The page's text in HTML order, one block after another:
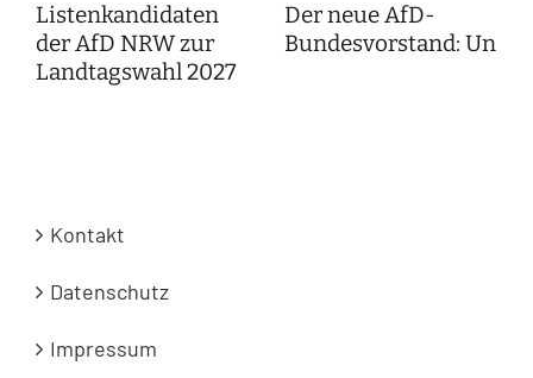
Listenkandidaten
der AfD NRW zur
Landtagswahl 2027
Der neue AfD-
Bundesvorstand:
Kontakt
Datenschutz
Impressum